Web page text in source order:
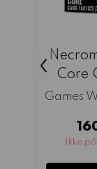
Core
Games
Ikke
‹